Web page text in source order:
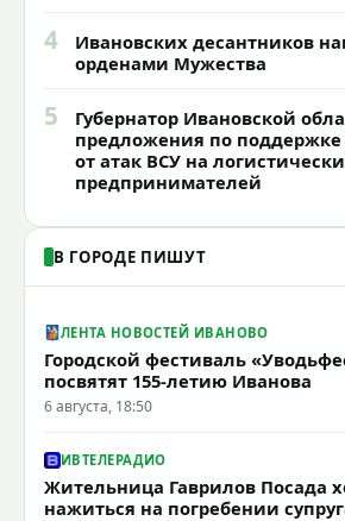
4
Ивановских десантников
орденами Мужества
5
Губернатор Ивановской
предложения по
от атак ВСУ на
предпринимателей
В ГОРОДЕ ПИШУТ
ЛЕНТА НОВОСТЕЙ ИВАНОВО
Городской фестиваль
посвятят 155-летию Иванова
6 августа, 18:50
ИВТЕЛЕРАДИО
Жительница Гаврилов Посада
нажиться на погребении